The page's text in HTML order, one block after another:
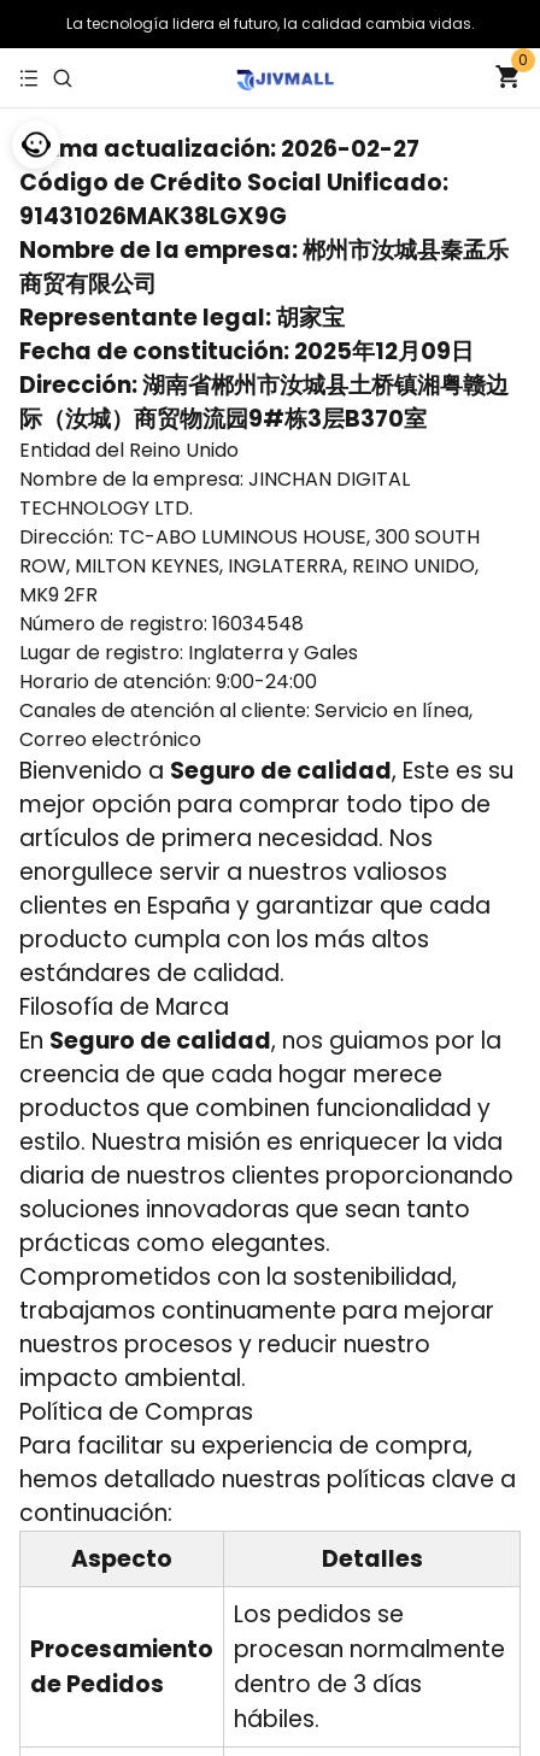
La tecnología lidera el futuro, la calidad cambia vidas.
0
Última actualización: 2026-02-27
Código de Crédito Social Unificado:
91431026MAK38LGX9G
Nombre de la empresa: 郴州市汝城县秦孟乐
商贸有限公司
Representante legal: 胡家宝
Fecha de constitución: 2025年12月09日
Dirección: 湖南省郴州市汝城县土桥镇湘粤赣边
际（汝城）商贸物流园9#栋3层B370室
Entidad del Reino Unido
Nombre de la empresa: JINCHAN DIGITAL
TECHNOLOGY LTD.
Dirección: TC-ABO LUMINOUS HOUSE, 300 SOUTH
ROW, MILTON KEYNES, INGLATERRA, REINO UNIDO,
MK9 2FR
Número de registro: 16034548
Lugar de registro: Inglaterra y Gales
Horario de atención: 9:00-24:00
Canales de atención al cliente: Servicio en línea,
Correo electrónico
Bienvenido a Seguro de calidad, Este es su
mejor opción para comprar todo tipo de
artículos de primera necesidad. Nos
enorgullece servir a nuestros valiosos
clientes en España y garantizar que cada
producto cumpla con los más altos
estándares de calidad.
Filosofía de Marca
En Seguro de calidad, nos guiamos por la
creencia de que cada hogar merece
productos que combinen funcionalidad y
estilo. Nuestra misión es enriquecer la vida
diaria de nuestros clientes proporcionando
soluciones innovadoras que sean tanto
prácticas como elegantes.
Comprometidos con la sostenibilidad,
trabajamos continuamente para mejorar
nuestros procesos y reducir nuestro
impacto ambiental.
Política de Compras
Para facilitar su experiencia de compra,
hemos detallado nuestras políticas clave a
continuación:
Aspecto
Detalles
Procesamiento
de Pedidos
Los pedidos se
procesan normalmente
dentro de 3 días
hábiles.